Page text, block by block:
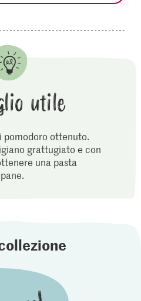
utile
ottenuto.
grattugiato e con
una pasta